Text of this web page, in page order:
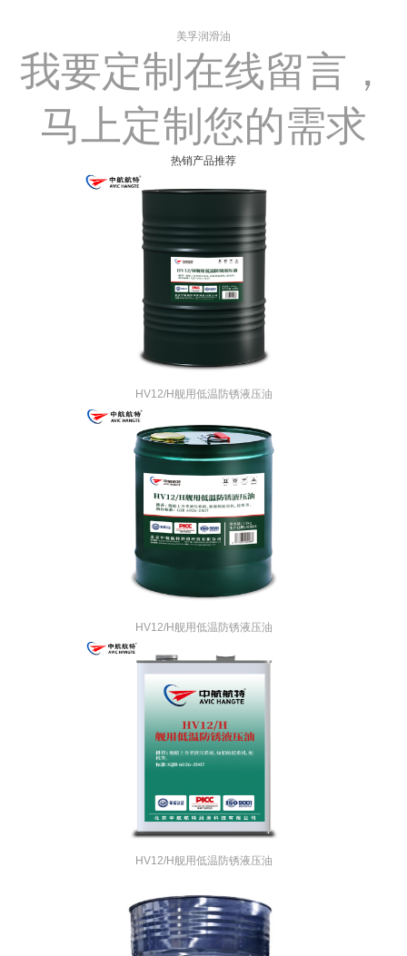
美孚润滑油
我要定制 在线留言，
马上定制您的需求
热销产品推荐
HV12/H舰用低温防锈液压油
HV12/H舰用低温防锈液压油
HV12/H舰用低温防锈液压油